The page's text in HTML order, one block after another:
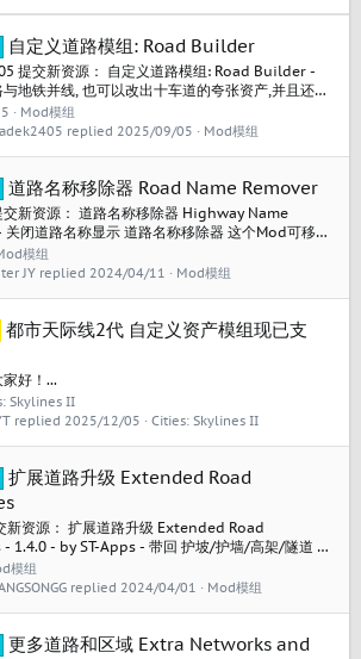
自定义道路模组: Road Builder
提交新资源： 自定义道路模组: Road Builder -
地铁并线, 也可以改出十车道的夸张资产,并且还包
限速等功能 潜水很久了, 传个新模组 T.D.W. 大佬
用教程可以参考一下这个视频: 1. 介绍参考这个: 2.
Mod模组
Mod模组
2025/09/05
道路名称移除器 Road Name Remover
交新资源： 道路名称移除器 Highway Name
闭道路名称显示 道路名称移除器 这个Mod可移除
示。注：目前仅适用于英语 你仍可以自定义道路
默认道路名称不可见。如果你想逸出自定义道路
模组
Mod模组
2024/04/11
JY
都市天际线2代 自定义资产模组现已支
好！...
Skylines II
Cities: Skylines II
2025/12/05
扩展道路升级 Extended Road
新资源： 扩展道路升级 Extended Road
1.4.0 - by ST-Apps - 带回 护坡/护墙/高架/隧道 升
个模组为你的道路启用了一些额外升级模式，让你
以建造的道路类型，而无需事先精确地改造。 这
模组
Mod模组
2024/04/01
更多道路和区域 Extra Networks and